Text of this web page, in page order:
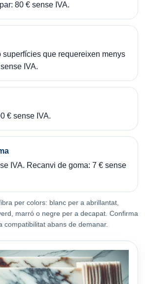
80 € sense IVA.
superfícies que requereixen menys
IVA.
€ sense IVA.
IVA. Recanvi de goma: 7 € sense
per colors: blanc per a abrillantat,
marró o negre per a decapat. Confirma
compatibilitat abans de demanar.